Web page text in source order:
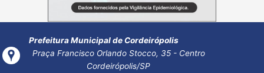
Prefeitura Municipal de Cordeirópolis
Praça Francisco Orlando Stocco, 35 - Centro
Cordeirópolis/SP